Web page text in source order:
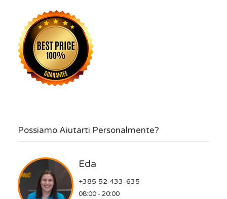
Possiamo Aiutarti Personalmente?
Eda
+385 52 433-635
08:00 - 20:00